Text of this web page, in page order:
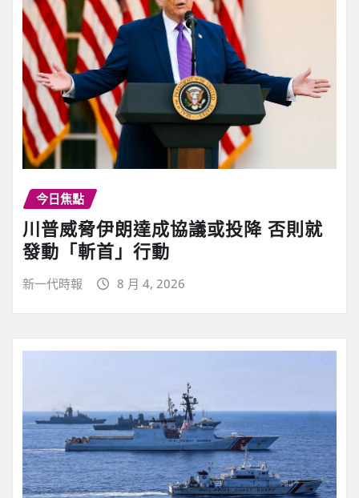
今日焦點
川普威脅伊朗達成協議或投降 否則就
發動「斬首」行動
新一代時報 8 月 4, 2026